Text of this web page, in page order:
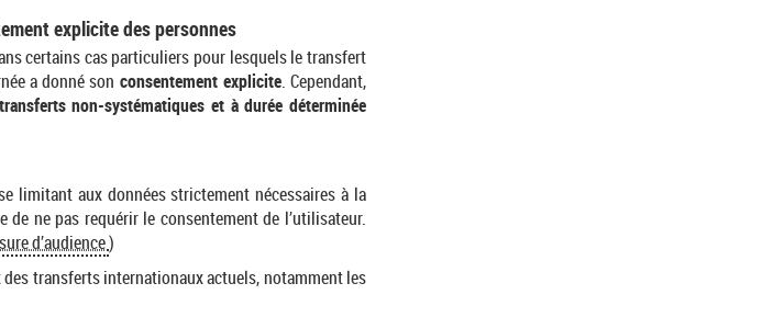
explicite des personnes
certains cas particuliers pour lesquels le transfert
a donné son consentement explicite. Cependant,
transferts non-systématiques et à durée déterminée
limitant aux données strictement nécessaires à la
ne pas requérir le consentement de l’utilisateur.
d’audience)
des transferts internationaux actuels, notamment les